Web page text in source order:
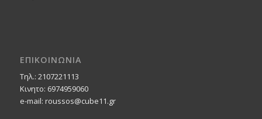
ΕΠΙΚΟΙΝΩΝΙΑ
Τηλ.: 2107221113
Κινητο: 6974959060
e-mail: roussos@cube11.gr